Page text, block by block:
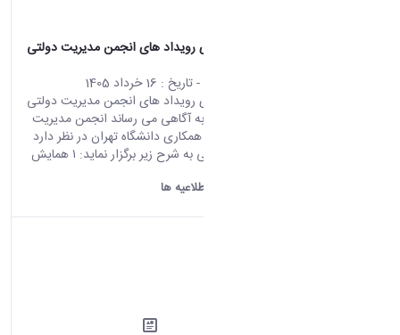
اطلاعیه برگزاری رویداد های انجمن مدیریت دولتی
- تاریخ : 16 خرداد 1405
اطلاعیه برگزاری رویداد های انجمن مدیریت دولتی
ایران احتراما،ً به آگاهی می رساند انجمن مدیریت
دولتی ایران با همکاری دانشگاه تهران در نظر دارد
دو رویداد علمی به شرح زیر برگزار نماید: ۱ همایش
اطلاعیه ها